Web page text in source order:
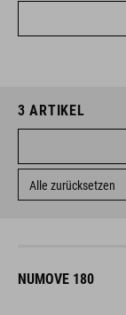
3 ARTIKEL
Alle zurücksetzen
NUMOVE 180